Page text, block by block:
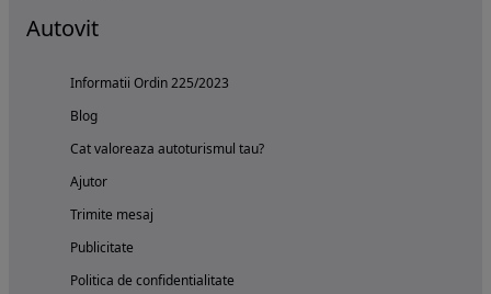
Autovit
Informatii Ordin 225/2023
Blog
Cat valoreaza autoturismul tau?
Ajutor
Trimite mesaj
Publicitate
Politica de confidentialitate